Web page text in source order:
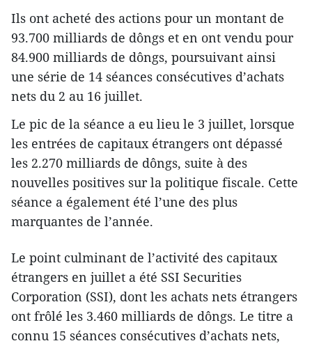
Ils ont acheté des actions pour un montant de
93.700 milliards de dôngs et en ont vendu pour
84.900 milliards de dôngs, poursuivant ainsi
une série de 14 séances consécutives d’achats
nets du 2 au 16 juillet.
Le pic de la séance a eu lieu le 3 juillet, lorsque
les entrées de capitaux étrangers ont dépassé
les 2.270 milliards de dôngs, suite à des
nouvelles positives sur la politique fiscale. Cette
séance a également été l’une des plus
marquantes de l’année.
Le point culminant de l’activité des capitaux
étrangers en juillet a été SSI Securities
Corporation (SSI), dont les achats nets étrangers
ont frôlé les 3.460 milliards de dôngs. Le titre a
connu 15 séances consécutives d’achats nets,